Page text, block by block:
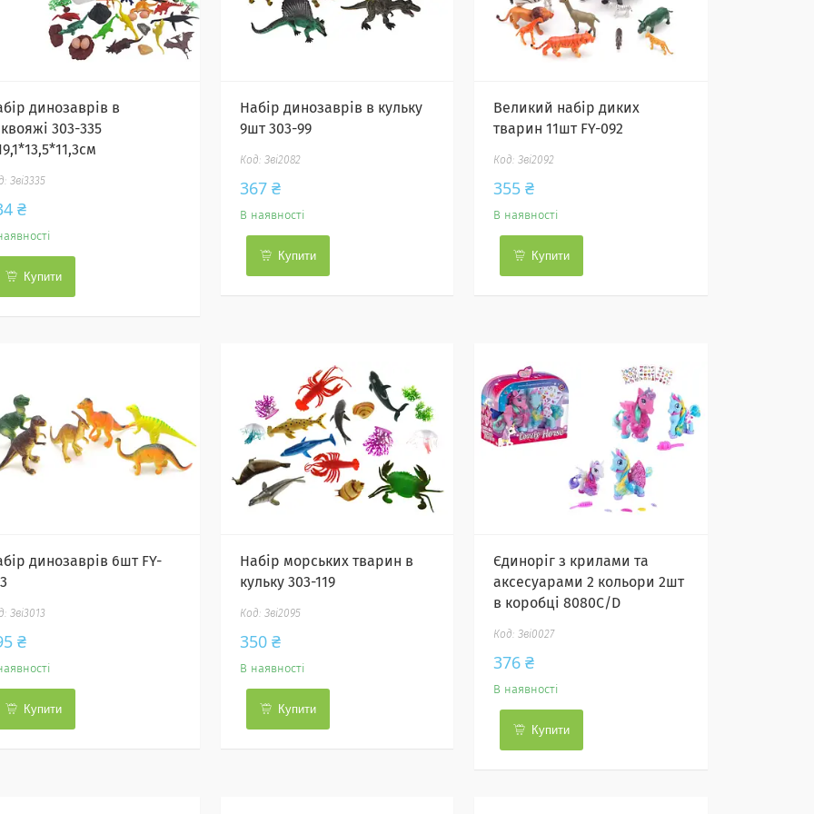
динозаврів в
303-335
Зві3335
₴
Купити
Набір динозаврів в кульку
9шт 303-99
Зві2082
367 ₴
В наявності
Купити
Великий набір диких
тварин 11шт FY-092
Зві2092
355 ₴
В наявності
Купити
динозаврів 6шт FY-
Зві3013
₴
Купити
Набір морських тварин в
кульку 303-119
Зві2095
350 ₴
В наявності
Купити
Єдиноріг з крилами та
аксесуарами 2 кольори 2шт
в коробці 8080C/D
Зві0027
376 ₴
В наявності
Купити